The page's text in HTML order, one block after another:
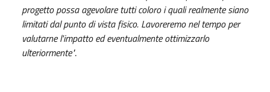
progetto possa agevolare tutti coloro i quali realmente siano
limitati dal punto di vista fisico. Lavoreremo nel tempo per
valutarne l'impatto ed eventualmente ottimizzarlo
ulteriormente".